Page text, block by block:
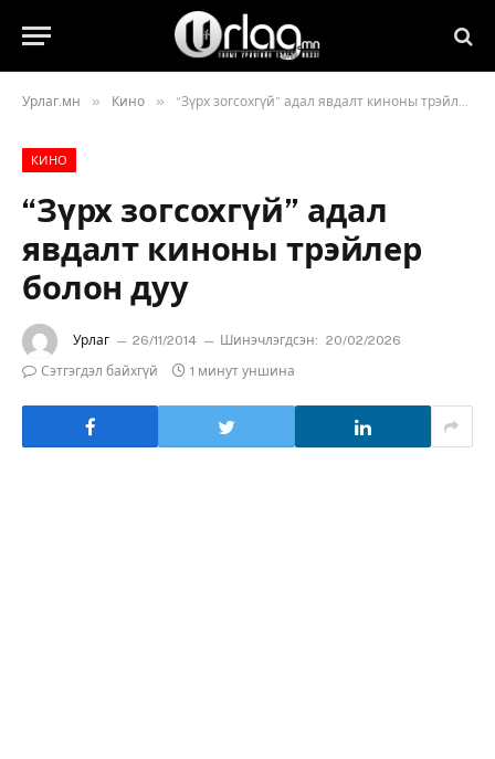
Урлаг.мн » Кино » “Зүрх зогсохгүй” адал явдалт киноны трэйлер болон дуу
КИНО
“Зүрх зогсохгүй” адал
явдалт киноны трэйлер
болон дуу
Урлаг 26/11/2014 Шинэчлэгдсэн: 20/02/2026
Сэтгэгдэл байхгүй
1 минут уншина